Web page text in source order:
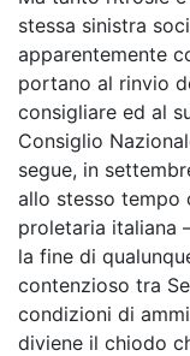
stessa sinistra
apparentemente
portano al rinvio
consigliare ed al
Consiglio
segue, in
allo stesso tempo
proletaria italiana
la fine di
contenzioso tra
condizioni di
diviene il chiodo